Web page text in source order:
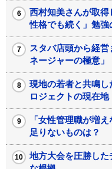
西村知美さんが取
性格でも続く」勉強
スタバ店頭から経
ネージャーの極意」
現地の若者と共鳴
ロジェクトの現在地
「女性管理職が増
足りないものは？
地方大会を圧勝し